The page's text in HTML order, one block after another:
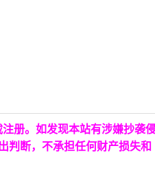
册。如发现本站有涉嫌抄袭
判断，不承担任何财产损失和